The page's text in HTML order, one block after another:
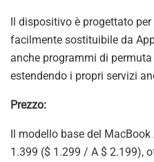
Il dispositivo è progettato
facilmente sostituibile da
anche programmi di
estendendo i propri servizi
Prezzo:
Il modello base del
1.399 ($ ​​1.299 / A $ 2.199),